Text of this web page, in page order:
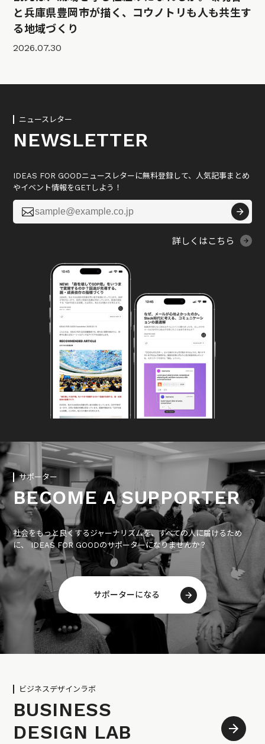
と兵庫県豊岡市が描く、コウノトリも人も共生す
る地域づくり
2026.07.30
ニュースレター
NEWSLETTER
IDEAS FOR GOODニュースレターに無料登録して、人気記事まとめ
やイベント情報をGETしよう！

詳しくはこちら
サポーター
BECOME A SUPPORTER
社会をもっと良くするジャーナリズムを、すべての人に届けるため
に、 IDEAS FOR GOODのサポーターになりませんか？
サポーターになる
ビジネスデザインラボ
BUSINESS
DESIGN LAB